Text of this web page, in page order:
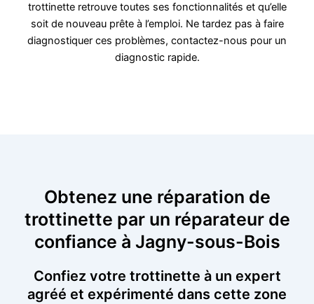
trottinette retrouve toutes ses fonctionnalités et qu’elle
soit de nouveau prête à l’emploi. Ne tardez pas à faire
diagnostiquer ces problèmes, contactez-nous pour un
diagnostic rapide.
Obtenez une réparation de
trottinette par un réparateur de
confiance à Jagny-sous-Bois
Confiez votre trottinette à un expert
agréé et expérimenté dans cette zone